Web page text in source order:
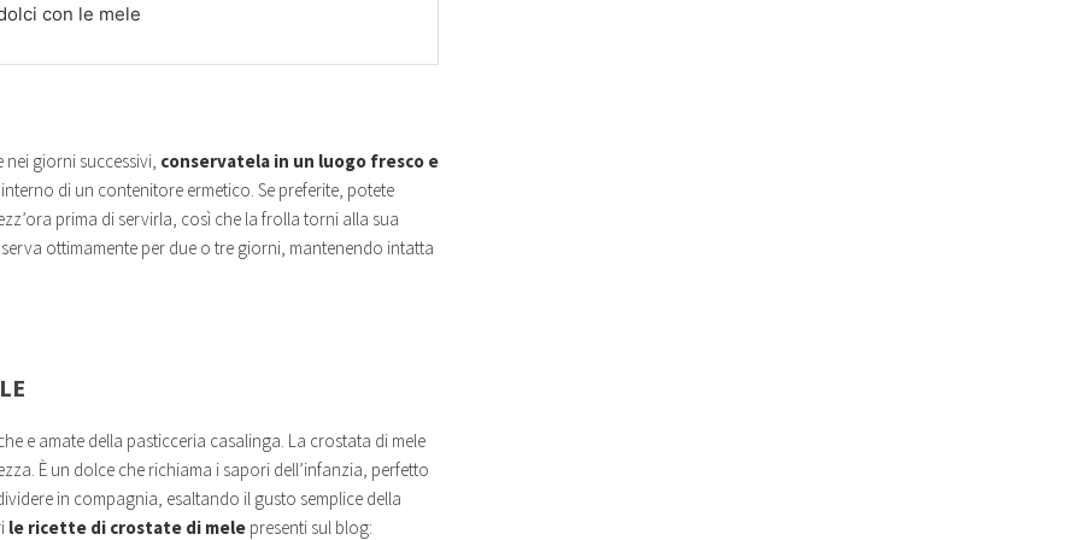
con le mele
giorni successivi, conservatela in un luogo fresco e
di un contenitore ermetico. Se preferite, potete
prima di servirla, così che la frolla torni alla sua
ottimamente per due o tre giorni, mantenendo intatta
e amate della pasticceria casalinga. La crostata di mele
È un dolce che richiama i sapori dell’infanzia, perfetto
in compagnia, esaltando il gusto semplice della
le ricette di crostate di mele presenti sul blog: